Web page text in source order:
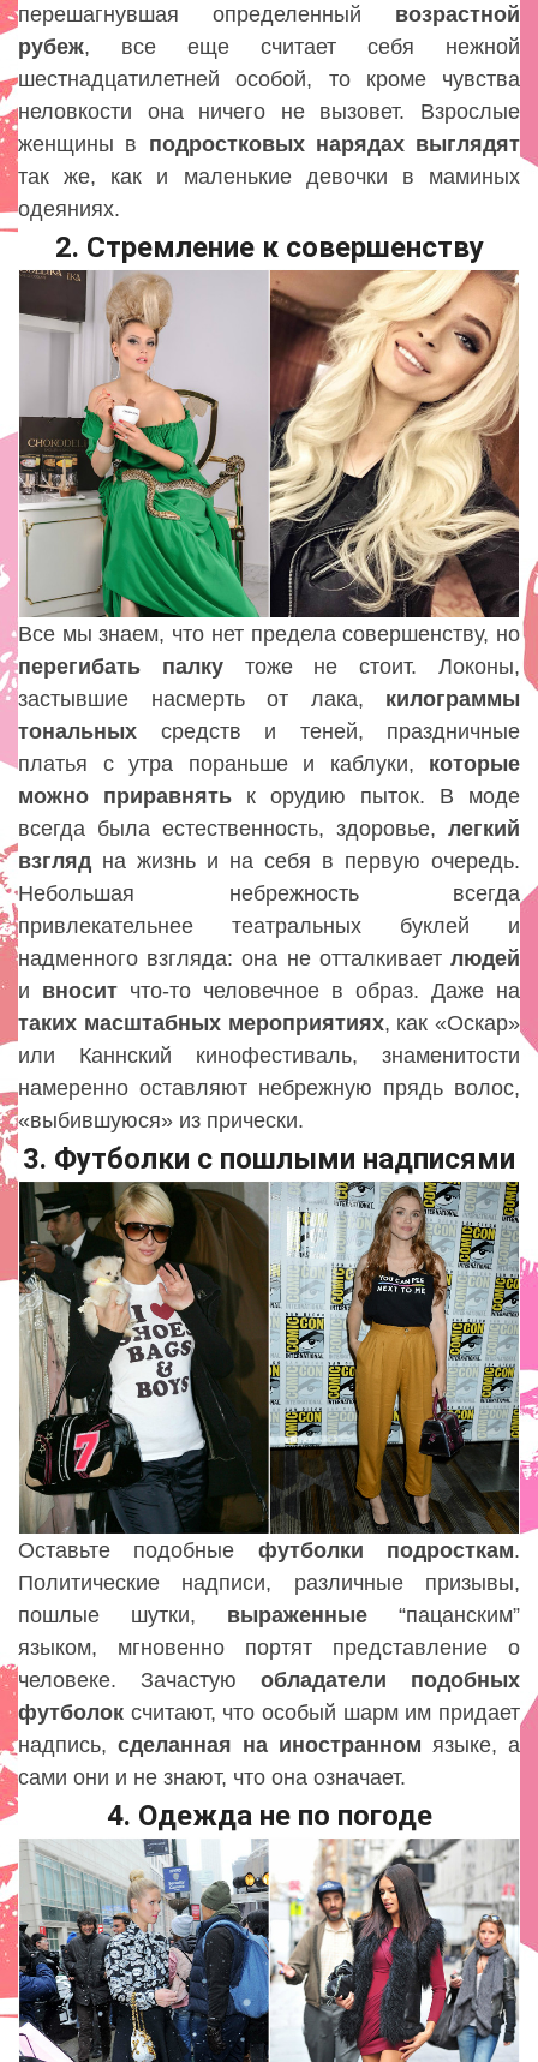
перешагнувшая определенный возрастной
рубеж, все еще считает себя нежной
шестнадцатилетней особой, то кроме чувства
неловкости она ничего не вызовет. Взрослые
женщины в подростковых нарядах выглядят
так же, как и маленькие девочки в маминых
одеяниях.
2. Стремление к совершенству
Все мы знаем, что нет предела совершенству, но
перегибать
палкутоже не стоит. Локоны,
застывшие насмерть от лака, килограммы
тональных средств и теней, праздничные
платья с утра пораньше и каблуки, которые
можно
приравнять к орудию пыток. В моде
всегда была естественность, здоровье, легкий
взгляд на жизнь и на себя в первую очередь.
Небольшая небрежность всегда
привлекательнее театральных буклей и
надменного взгляда: она не отталкивает людей
и вносит что-то человечное в образ. Даже на
таких масштабных мероприятиях, как «Оскар»
или Каннский кинофестиваль, знаменитости
намеренно оставляют небрежную прядь волос,
«выбившуюся» из прически.
3. Футболки с пошлыми надписями
Оставьте подобные футболки подросткам.
Политические надписи, различные призывы,
пошлые шутки, выраженные “пацанским”
языком, мгновенно портят представление о
человеке. Зачастую обладатели
подобных
футболок считают, что особый шарм им придает
надпись, сделанная на иностранном языке, а
сами они и не знают, что она означает.
4. Одежда не по погоде